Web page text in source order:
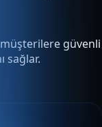
güvenli
sağlar.